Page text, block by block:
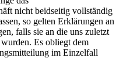
nicht beidseitig vollständig
so gelten Erklärungen an
falls sie an die uns zuletzt
wurden. Es obliegt dem
im Einzelfall